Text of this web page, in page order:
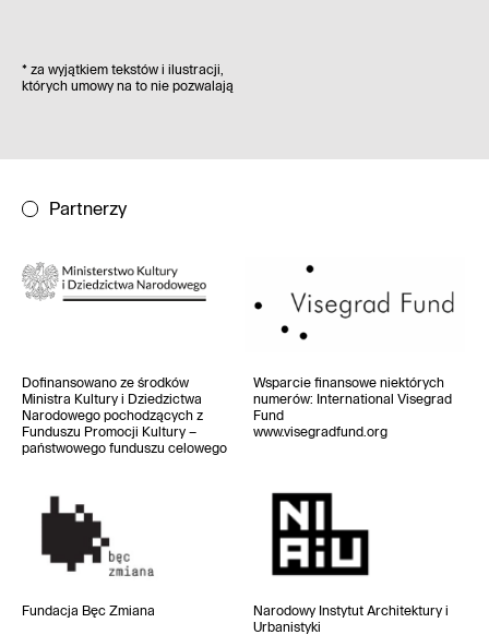
* za wyjątkiem tekstów i ilustracji,
których umowy na to nie pozwalają
Partnerzy
Dofinansowano ze środków
Ministra Kultury i Dziedzictwa
Narodowego pochodzących z
Funduszu Promocji Kultury –
państwowego funduszu celowego
Wsparcie finansowe niektórych
numerów: International Visegrad
Fund
www.visegradfund.org
Fundacja Bęc Zmiana Narodowy Instytut Architektury i
Urbanistyki